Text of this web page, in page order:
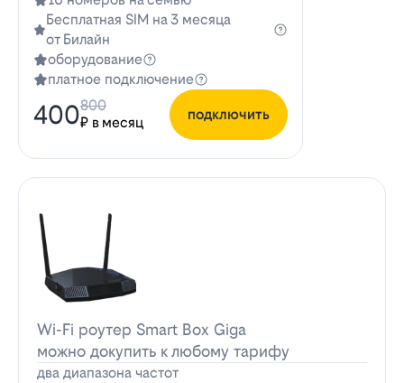
Бесплатная SIM на 3 месяца
от Билайн
оборудование
платное подключение
400₽ в месяц
800
подключить
Wi-Fi роутер Smart Box Giga
можно докупить к любому тарифу
два диапазона частот